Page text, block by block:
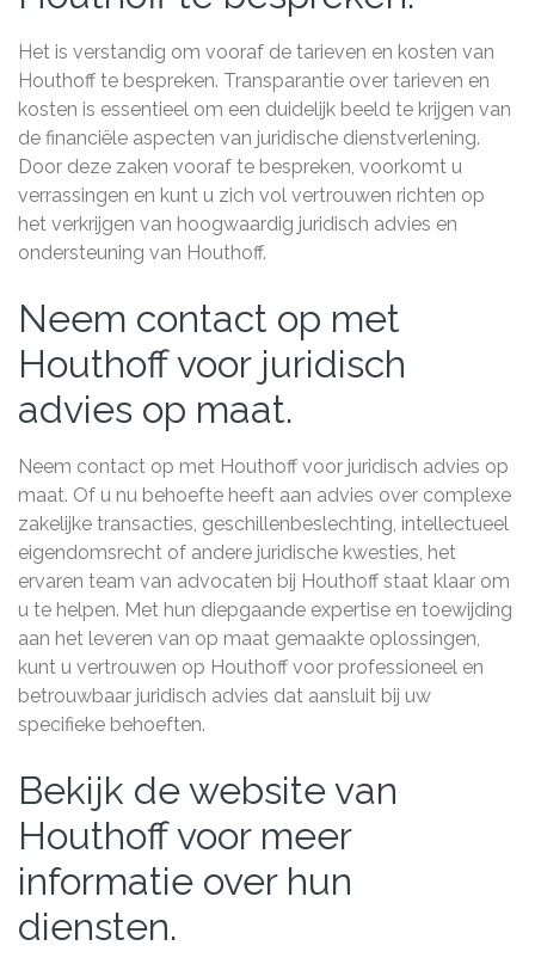
Het is verstandig om vooraf de tarieven en kosten van
Houthoff te bespreken. Transparantie over tarieven en
kosten is essentieel om een duidelijk beeld te krijgen van
de financiële aspecten van juridische dienstverlening.
Door deze zaken vooraf te bespreken, voorkomt u
verrassingen en kunt u zich vol vertrouwen richten op
het verkrijgen van hoogwaardig juridisch advies en
ondersteuning van Houthoff.
Neem contact op met
Houthoff voor juridisch
advies op maat.
Neem contact op met Houthoff voor juridisch advies op
maat. Of u nu behoefte heeft aan advies over complexe
zakelijke transacties, geschillenbeslechting, intellectueel
eigendomsrecht of andere juridische kwesties, het
ervaren team van advocaten bij Houthoff staat klaar om
u te helpen. Met hun diepgaande expertise en toewijding
aan het leveren van op maat gemaakte oplossingen,
kunt u vertrouwen op Houthoff voor professioneel en
betrouwbaar juridisch advies dat aansluit bij uw
specifieke behoeften.
Bekijk de website van
Houthoff voor meer
informatie over hun
diensten.